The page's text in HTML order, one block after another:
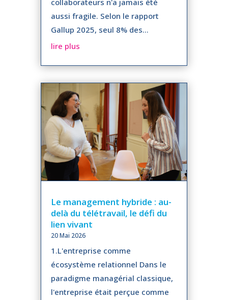
aussi fragile. Selon le rapport
Gallup 2025, seul 8% des...
lire plus
Le management hybride : au-
delà du télétravail, le défi du
lien vivant
20 Mai 2026
1.L'entreprise comme
écosystème relationnel Dans le
paradigme managérial classique,
l'entreprise était perçue comme